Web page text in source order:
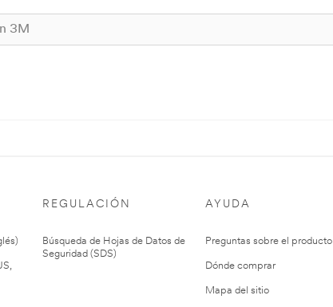
REGULACIÓN
Búsqueda de Hojas de Datos de
Seguridad (SDS)
AYUDA
Preguntas sobre el producto
Dónde comprar
Mapa del sitio